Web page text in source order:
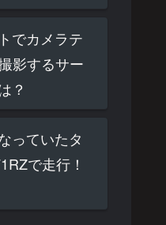
でカメラテ
影するサー
？
っていたタ
で走行！